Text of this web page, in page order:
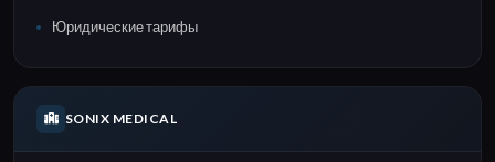
Юридические тарифы
SONIX MEDICAL